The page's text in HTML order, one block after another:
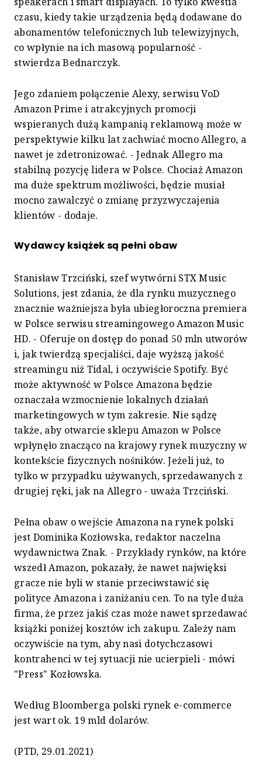
czasu, kiedy takie urządzenia będą dodawane do
abonamentów telefonicznych lub telewizyjnych,
co wpłynie na ich masową popularność -
stwierdza Bednarczyk.
Jego zdaniem połączenie Alexy, serwisu VoD
Amazon Prime i atrakcyjnych promocji
wspieranych dużą kampanią reklamową może w
perspektywie kilku lat zachwiać mocno Allegro, a
nawet je zdetronizować. - Jednak Allegro ma
stabilną pozycję lidera w Polsce. Chociaż Amazon
ma duże spektrum możliwości, będzie musiał
mocno zawalczyć o zmianę przyzwyczajenia
klientów - dodaje.
Wydawcy książek są pełni obaw
Stanisław Trzciński, szef wytwórni STX Music
Solutions, jest zdania, że dla rynku muzycznego
znacznie ważniejsza była ubiegłoroczna premiera
w Polsce serwisu streamingowego Amazon Music
HD. - Oferuje on dostęp do ponad 50 mln utworów
i, jak twierdzą specjaliści, daje wyższą jakość
streamingu niż Tidal, i oczywiście Spotify. Być
może aktywność w Polsce Amazona będzie
oznaczała wzmocnienie lokalnych działań
marketingowych w tym zakresie. Nie sądzę
także, aby otwarcie sklepu Amazon w Polsce
wpłynęło znacząco na krajowy rynek muzyczny w
kontekście fizycznych nośników. Jeżeli już, to
tylko w przypadku używanych, sprzedawanych z
drugiej ręki, jak na Allegro - uważa Trzciński.
Pełna obaw o wejście Amazona na rynek polski
jest Dominika Kozłowska, redaktor naczelna
wydawnictwa Znak. - Przykłady rynków, na które
wszedł Amazon, pokazały, że nawet najwięksi
gracze nie byli w stanie przeciwstawić się
polityce Amazona i zaniżaniu cen. To na tyle duża
firma, że przez jakiś czas może nawet sprzedawać
książki poniżej kosztów ich zakupu. Zależy nam
oczywiście na tym, aby nasi dotychczasowi
kontrahenci w tej sytuacji nie ucierpieli - mówi
"Press" Kozłowska.
Według Bloomberga polski rynek e-commerce
jest wart ok. 19 mld dolarów.
(PTD, 29.01.2021)